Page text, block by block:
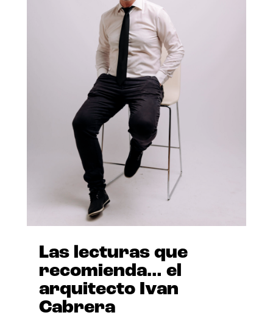
Las lecturas que
recomienda… el
arquitecto Ivan
Cabrera